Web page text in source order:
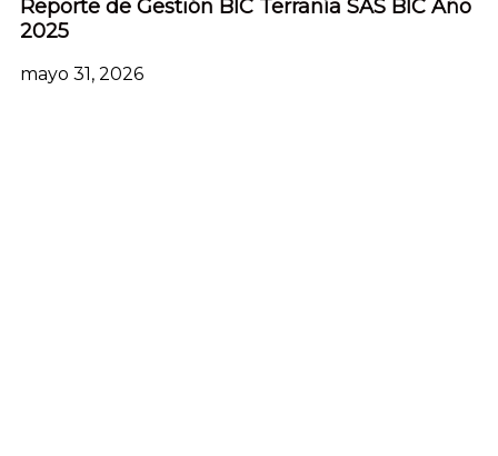
Reporte de Gestión BIC Terranía SAS BIC Año
2025
mayo 31, 2026